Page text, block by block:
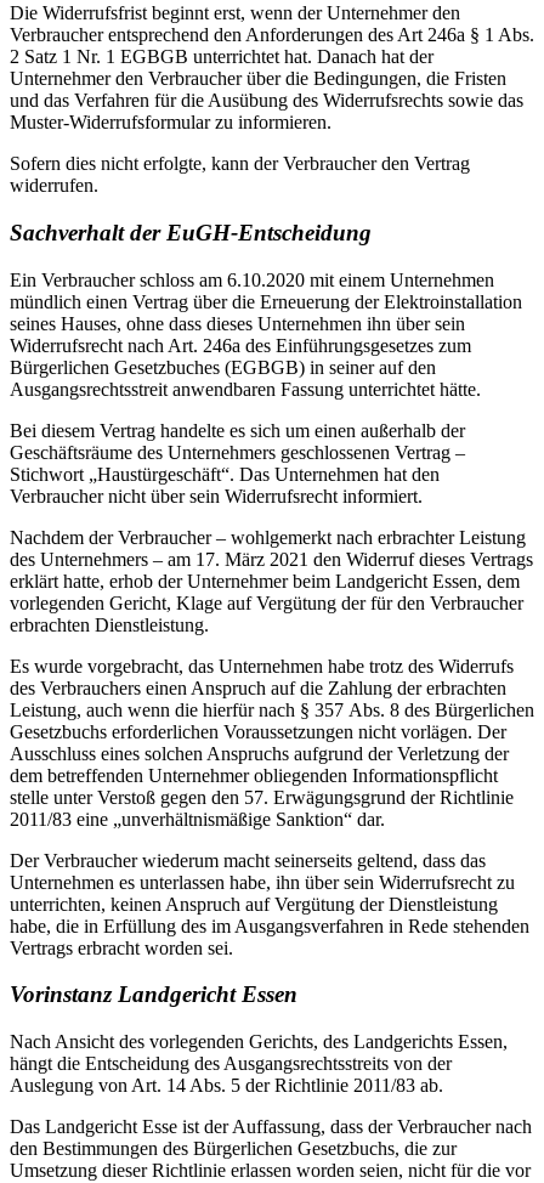
Die Widerrufsfrist beginnt erst, wenn der Unternehmer den
Verbraucher entsprechend den Anforderungen des Art 246a § 1 Abs.
2 Satz 1 Nr. 1 EGBGB unterrichtet hat. Danach hat der
Unternehmer den Verbraucher über die Bedingungen, die Fristen
und das Verfahren für die Ausübung des Widerrufsrechts sowie das
Muster-Widerrufsformular zu informieren.
Sofern dies nicht erfolgte, kann der Verbraucher den Vertrag
widerrufen.
Sachverhalt der EuGH-Entscheidung
Ein Verbraucher schloss am 6.10.2020 mit einem Unternehmen
mündlich einen Vertrag über die Erneuerung der Elektroinstallation
seines Hauses, ohne dass dieses Unternehmen ihn über sein
Widerrufsrecht nach Art. 246a des Einführungsgesetzes zum
Bürgerlichen Gesetzbuches (EGBGB) in seiner auf den
Ausgangsrechtsstreit anwendbaren Fassung unterrichtet hätte.
Bei diesem Vertrag handelte es sich um einen außerhalb der
Geschäftsräume des Unternehmers geschlossenen Vertrag –
Stichwort „Haustürgeschäft“. Das Unternehmen hat den
Verbraucher nicht über sein Widerrufsrecht informiert.
Nachdem der Verbraucher – wohlgemerkt nach erbrachter Leistung
des Unternehmers – am 17. März 2021 den Widerruf dieses Vertrags
erklärt hatte, erhob der Unternehmer beim Landgericht Essen, dem
vorlegenden Gericht, Klage auf Vergütung der für den Verbraucher
erbrachten Dienstleistung.
Es wurde vorgebracht, das Unternehmen habe trotz des Widerrufs
des Verbrauchers einen Anspruch auf die Zahlung der erbrachten
Leistung, auch wenn die hierfür nach § 357 Abs. 8 des Bürgerlichen
Gesetzbuchs erforderlichen Voraussetzungen nicht vorlägen. Der
Ausschluss eines solchen Anspruchs aufgrund der Verletzung der
dem betreffenden Unternehmer obliegenden Informationspflicht
stelle unter Verstoß gegen den 57. Erwägungsgrund der Richtlinie
2011/83 eine „unverhältnismäßige Sanktion“ dar.
Der Verbraucher wiederum macht seinerseits geltend, dass das
Unternehmen es unterlassen habe, ihn über sein Widerrufsrecht zu
unterrichten, keinen Anspruch auf Vergütung der Dienstleistung
habe, die in Erfüllung des im Ausgangsverfahren in Rede stehenden
Vertrags erbracht worden sei.
Vorinstanz Landgericht Essen
Nach Ansicht des vorlegenden Gerichts, des Landgerichts Essen,
hängt die Entscheidung des Ausgangsrechtsstreits von der
Auslegung von Art. 14 Abs. 5 der Richtlinie 2011/83 ab.
Das Landgericht Esse ist der Auffassung, dass der Verbraucher nach
den Bestimmungen des Bürgerlichen Gesetzbuchs, die zur
Umsetzung dieser Richtlinie erlassen worden seien, nicht für die vor